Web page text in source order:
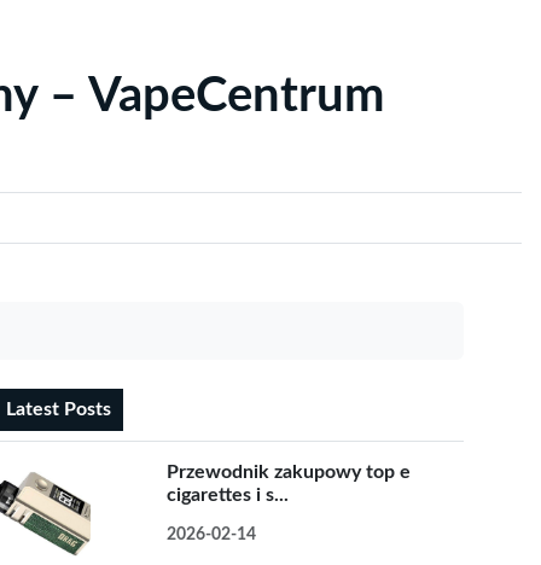
– VapeCentrum
Latest Posts
Przewodnik zakupowy top e
cigarettes i s...
2026-02-14